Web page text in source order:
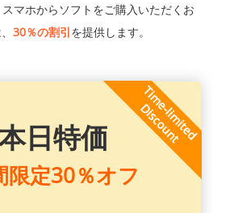
マホからソフトをご購入いただくお
30％の割引を提供します。
日特価
限定30％オフ